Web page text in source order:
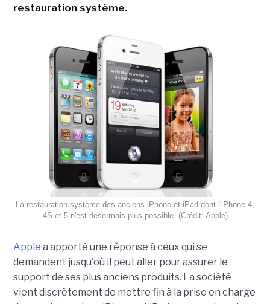
restauration système.
La restauration système des anciens iPhone et iPad dont l'iPhone 4,
4S et 5 n'est désormais plus possible. (Crédit: Apple)
Apple a apporté une réponse à ceux qui se
demandent jusqu'où il peut aller pour assurer le
support de ses plus anciens produits. La société
vient discrètement de mettre fin à la prise en charge